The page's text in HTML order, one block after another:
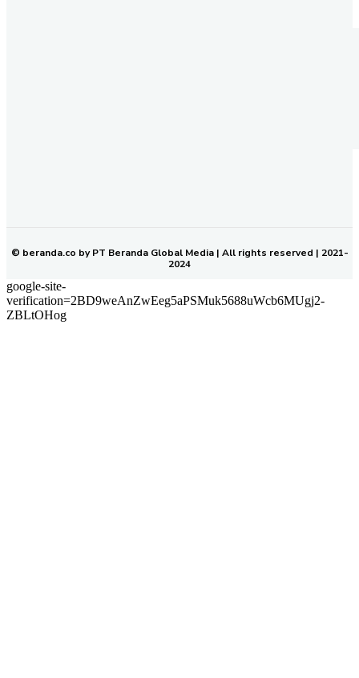
© beranda.co by PT Beranda Global Media | All rights reserved | 2021-
2024
google-site-
verification=2BD9weAnZwEeg5aPSMuk5688uWcb6MUgj2-
ZBLtOHog